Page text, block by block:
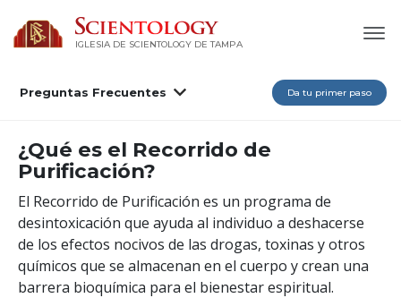
IGLESIA DE SCIENTOLOGY DE TAMPA
Preguntas Frecuentes Da tu primer paso
¿Qué es el Recorrido de
Purificación?
El Recorrido de Purificación es un programa de
desintoxicación que ayuda al individuo a deshacerse
de los efectos nocivos de las drogas, toxinas y otros
químicos que se almacenan en el cuerpo y crean una
barrera bioquímica para el bienestar espiritual.